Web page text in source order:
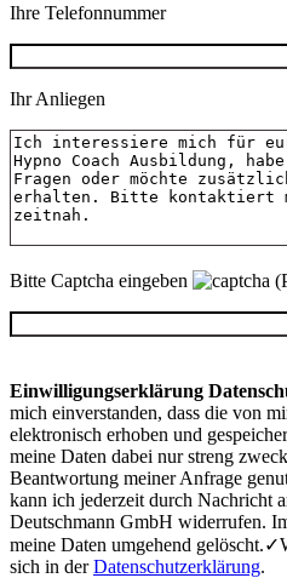
Ihre Telefonnummer
Ihr Anliegen
Bitte Captcha eingeben
Einwilligungserklärung
mich einverstanden, dass die von
elektronisch erhoben und
meine Daten dabei nur streng
Beantwortung meiner Anfrage
kann ich jederzeit durch Nachricht
Deutschmann GmbH widerrufen.
meine Daten umgehend gelöscht.
sich in derDatenschutzerklärung.